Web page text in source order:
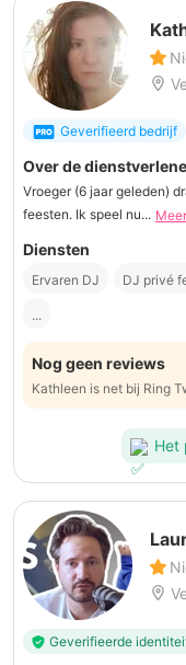
Geverifieerd bedrijf
Over de
Vroeger (6 jaar geleden)
feesten. Ik speel nu... Meer
Diensten
Ervaren DJ DJ privé
...
Nog geen reviews
Kathleen is net bij Ring
Het
Geverifieerde